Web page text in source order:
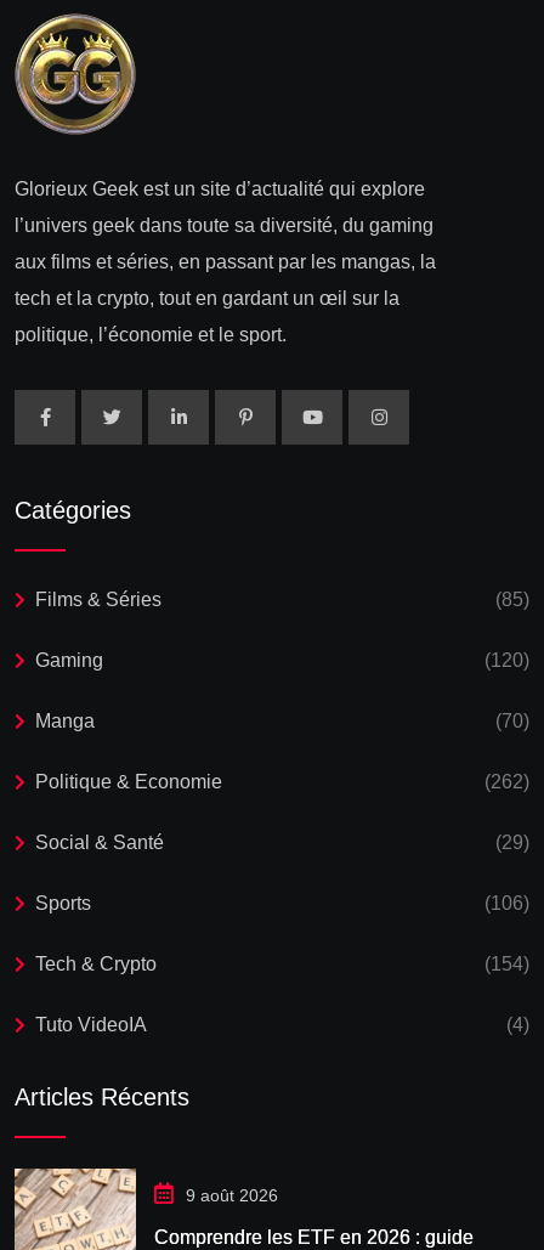
Glorieux Geek est un site d’actualité qui explore
l’univers geek dans toute sa diversité, du gaming
aux films et séries, en passant par les mangas, la
tech et la crypto, tout en gardant un œil sur la
politique, l’économie et le sport.
Catégories
Films & Séries (85)
Gaming (120)
Manga (70)
Politique & Economie (262)
Social & Santé (29)
Sports (106)
Tech & Crypto (154)
Tuto VideoIA (4)
Articles Récents
9 août 2026
Comprendre les ETF en 2026 : guide